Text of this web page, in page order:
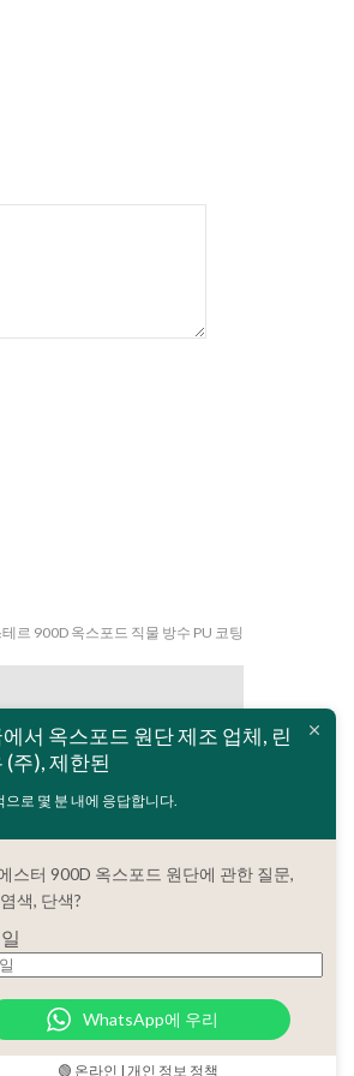
르 900D 옥스포드 직물 방수 PU 코팅
세부
문의
난연 CPAI-84 표준과
150D 방수 립 스톱 옥스
포드 직물 PU 코팅 폴리
서 옥스포드 원단 제조 업체, 린
(주), 제한된
으로 몇 분 내에 응답합니다.
스터 900D 옥스포드 원단에 관한 질문,
색, 단색?
WhatsApp에 우리
🟢 온라인 | 개인 정보 정책